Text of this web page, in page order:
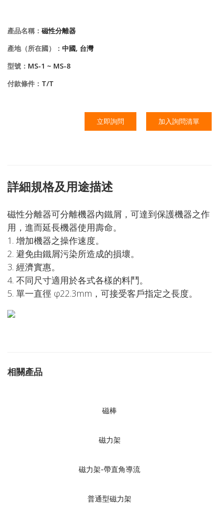
產品名稱： 磁性分離器
產地（所在國）： 中國, 台灣
型號： MS-1 ~ MS-8
付款條件： T/T
立即詢問 加入詢問清單
詳細規格及用途描述
磁性分離器可分離機器內鐵屑，可達到保護機器之作
用，進而延長機器使用壽命。
1. 增加機器之操作速度。
2. 避免由鐵屑污染所造成的損壞。
3. 經濟實惠。
4. 不同尺寸適用於各式各樣的料鬥。
5. 單一直徑 φ22.3mm，可接受客戶指定之長度。
相關產品
磁棒
磁力架
磁力架-帶直角導流
普通型磁力架